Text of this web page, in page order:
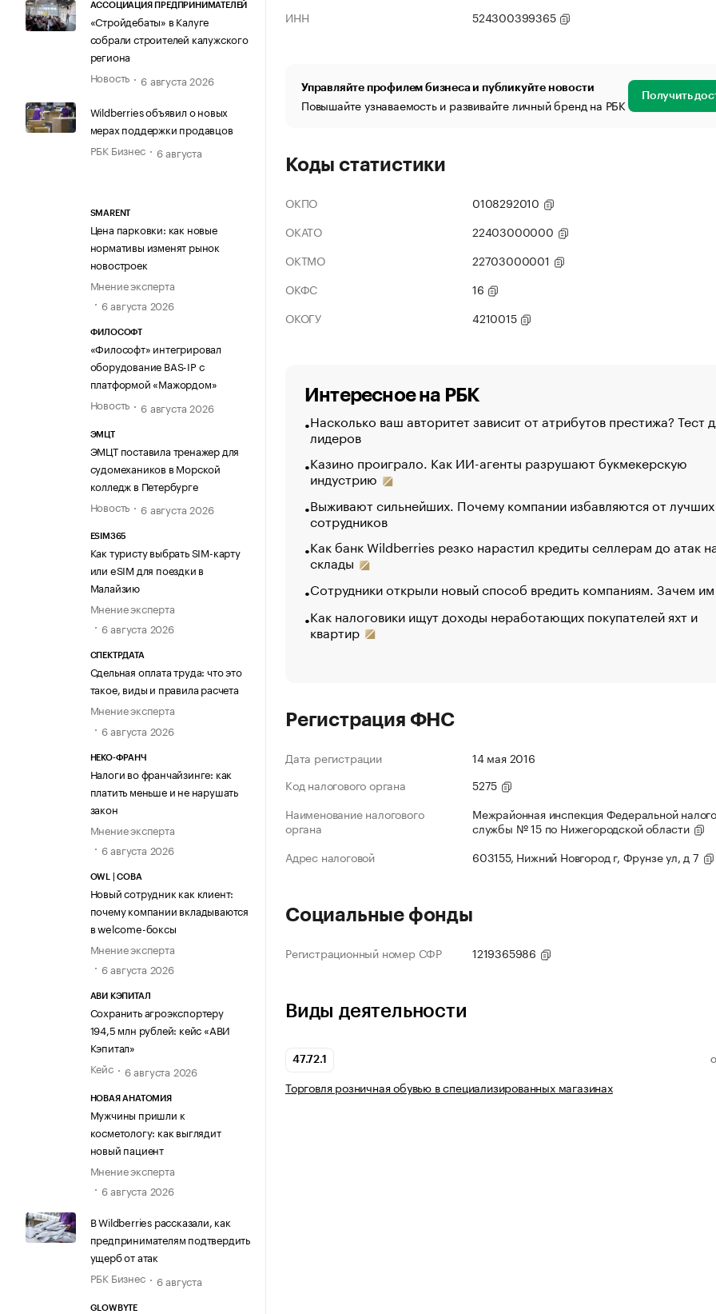
АССОЦИАЦИЯ ПРЕДПРИНИМАТЕЛЕЙ
«Стройдебаты» в Калуге
собрали строителей калужского
региона
Новость
6 августа 2026
Wildberries объявил о новых
мерах поддержки продавцов
РБК Бизнес
6 августа
SMARENT
Цена парковки: как новые
нормативы изменят рынок
новостроек
Мнение эксперта
6 августа 2026
ФИЛОСОФТ
«Философт» интегрировал
оборудование BAS-IP с
платформой «Мажордом»
Новость
6 августа 2026
ЭМЦТ
ЭМЦТ поставила тренажер для
судомехаников в Морской
колледж в Петербурге
Новость
6 августа 2026
ESIM365
Как туристу выбрать SIM-карту
или eSIM для поездки в
Малайзию
Мнение эксперта
6 августа 2026
СПЕКТРДАТА
Сдельная оплата труда: что это
такое, виды и правила расчета
Мнение эксперта
6 августа 2026
НЕКО-ФРАНЧ
Налоги во франчайзинге: как
платить меньше и не нарушать
закон
Мнение эксперта
6 августа 2026
OWL | СОВА
Новый сотрудник как клиент:
почему компании вкладываются
в welcome-боксы
Мнение эксперта
6 августа 2026
АВИ КЭПИТАЛ
Сохранить агроэкспортеру
194,5 млн рублей: кейс «АВИ
Кэпитал»
Кейс
6 августа 2026
НОВАЯ АНАТОМИЯ
Мужчины пришли к
косметологу: как выглядит
новый пациент
Мнение эксперта
6 августа 2026
В Wildberries рассказали, как
предпринимателям подтвердить
ущерб от атак
РБК Бизнес
6 августа
GLOWBYTE
ИНН
524300399365
Управляйте профилем бизнеса и публикуйте новости
Повышайте узнаваемость и развивайте личный бренд на РБК Получить
Коды статистики
ОКПО
0108292010
ОКАТО
22403000000
ОКТМО
22703000001
ОКФС
16
ОКОГУ
4210015
Интересное на РБК
Насколько ваш авторитет зависит от атрибутов престижа? Тест
лидеров
Казино проиграло. Как ИИ-агенты разрушают букмекерскую
индустрию
Выживают сильнейших. Почему компании избавляются от лучших
сотрудников
Как банк Wildberries резко нарастил кредиты селлерам до атак
склады
Сотрудники открыли новый способ вредить компаниям. Зачем
Как налоговики ищут доходы неработающих покупателей яхт и
квартир
Регистрация ФНС
Дата регистрации
14 мая 2016
Код налогового органа
5275
Наименование налогового
органа
Межрайонная инспекция Федеральной
службы № 15 по Нижегородской области
Адрес налоговой
603155, Нижний Новгород г, Фрунзе ул, д 7
Социальные фонды
Регистрационный номер СФР 1219365986
Виды деятельности
47.72.1
Торговля розничная обувью в специализированных магазинах